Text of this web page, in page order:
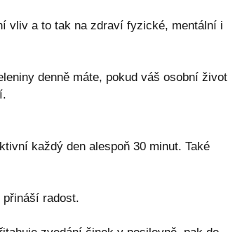
vliv a to tak na zdraví fyzické, mentální i
denně máte, pokud váš osobní život
každý den alespoň 30 minut. Také
radost.